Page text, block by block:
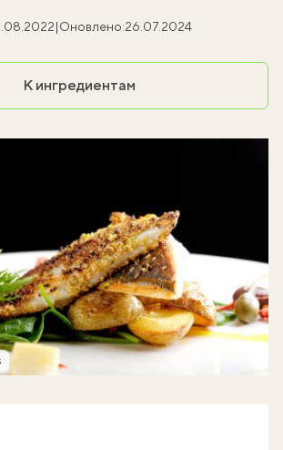
|Оновлено:26.07.2024
К ингредиентам